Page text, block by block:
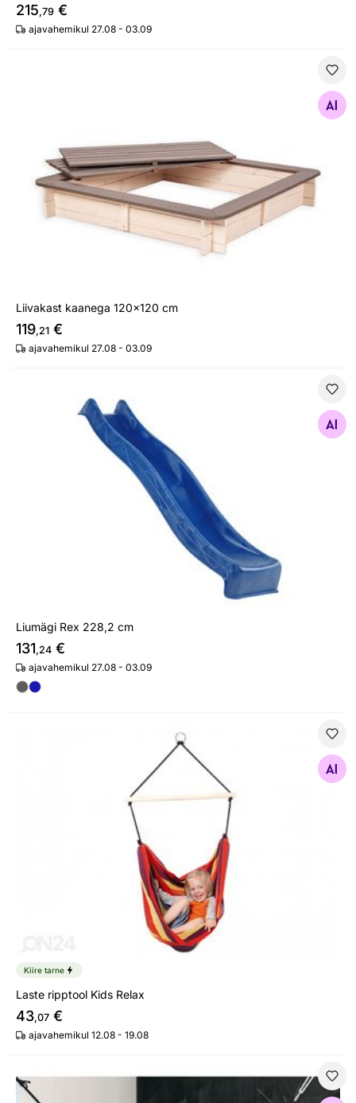
215,79 €
ajavahemikul 27.08 - 03.09
Liivakast kaanega 120x120 cm
119,21 €
ajavahemikul 27.08 - 03.09
Liumägi Rex 228,2 cm
Liumägi Rex 228,2 cm
131,24 €
ajavahemikul 27.08 - 03.09
Kiire tarne
Laste ripptool Kids Relax
43,07 €
ajavahemikul 12.08 - 19.08
Laste võrkkiik Chico